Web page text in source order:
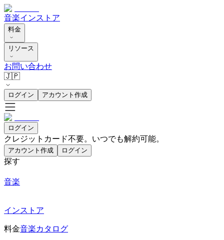
音楽インストア
料金
リソース
お問い合わせ
🇯🇵
ログイン アカウント作成
ログイン
クレジットカード不要。いつでも解約可能。
アカウント作成 ログイン
探す
音楽
インストア
料金音楽カタログ